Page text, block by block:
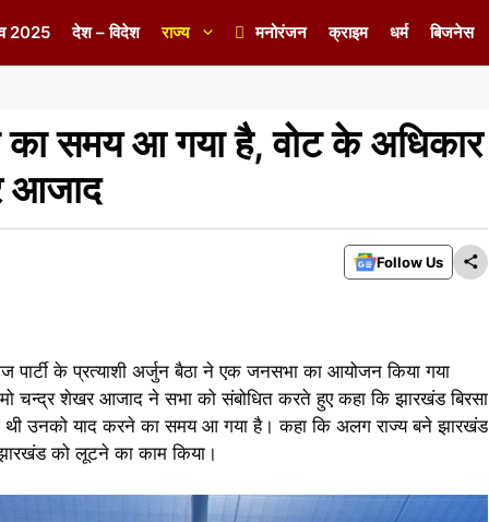
2025 देश – विदेश राज्य मनोरंजन क्राइम धर्म बिजनेस
का समय आ गया है, वोट के अधिकार
आजाद
Follow Us
पार्टी के प्रत्याशी अर्जुन बैठा ने एक जनसभा का आयोजन किया गया
चन्द्र शेखर आजाद ने सभा को संबोधित करते हुए कहा कि झारखंड बिरसा
थी उनको याद करने का समय आ गया है। कहा कि अलग राज्य बने झारखंड
को लूटने का काम किया।